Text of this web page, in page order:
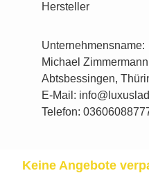
Hersteller
Unternehmensname:
Michael
Abtsbessingen,
E-Mail:
Telefon:
Keine Angebote